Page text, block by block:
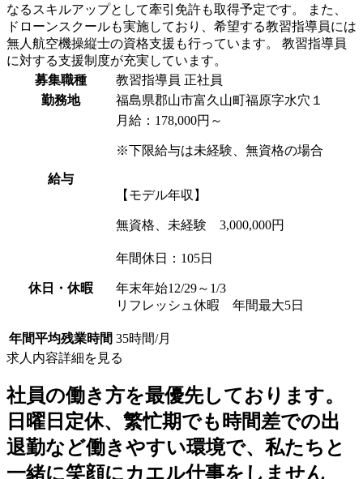
なるスキルアップとして牽引免許も取得予定です。 また、
ドローンスクールも実施しており、希望する教習指導員には
無人航空機操縦士の資格支援も行っています。 教習指導員
に対する支援制度が充実しています。
募集職種
教習指導員 正社員
勤務地
福島県郡山市富久山町福原字水穴１
給与
月給：178,000円～
※下限給与は未経験、無資格の場合
【モデル年収】
無資格、未経験 3,000,000円
休日・休暇
年間休日：105日
年末年始12/29～1/3
リフレッシュ休暇 年間最大5日
年間平均残業時間 35時間/月
求人内容詳細を見る
社員の働き方を最優先しております。
日曜日定休、繁忙期でも時間差での出
退勤など働きやすい環境で、私たちと
一緒に笑顔にカエル仕事をしません